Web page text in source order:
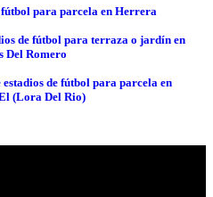
para parcela en Herrera
de fútbol para terraza o jardín en
Del Romero
de fútbol para parcela en
(Lora Del Rio)